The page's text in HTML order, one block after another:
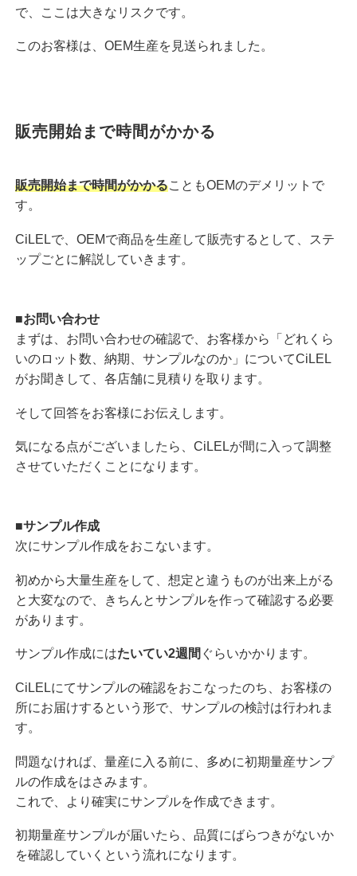
で、ここは大きなリスクです。
このお客様は、OEM生産を見送られました。
販売開始まで時間がかかる
販売開始まで時間がかかることもOEMのデメリットで
す。
CiLELで、OEMで商品を生産して販売するとして、ステ
ップごとに解説していきます。
■お問い合わせ
まずは、お問い合わせの確認で、お客様から「どれくら
いのロット数、納期、サンプルなのか」についてCiLEL
がお聞きして、各店舗に見積りを取ります。
そして回答をお客様にお伝えします。
気になる点がございましたら、CiLELが間に入って調整
させていただくことになります。
■サンプル作成
次にサンプル作成をおこないます。
初めから大量生産をして、想定と違うものが出来上がる
と大変なので、きちんとサンプルを作って確認する必要
があります。
サンプル作成にはたいてい2週間 ぐらいかかります。
CiLELにてサンプルの確認をおこなったのち、お客様の
所にお届けするという形で、サンプルの検討は行われま
す。
問題なければ、量産に入る前に、多めに初期量産サンプ
ルの作成をはさみます。
これで、より確実にサンプルを作成できます。
初期量産サンプルが届いたら、品質にばらつきがないか
を確認していくという流れになります。